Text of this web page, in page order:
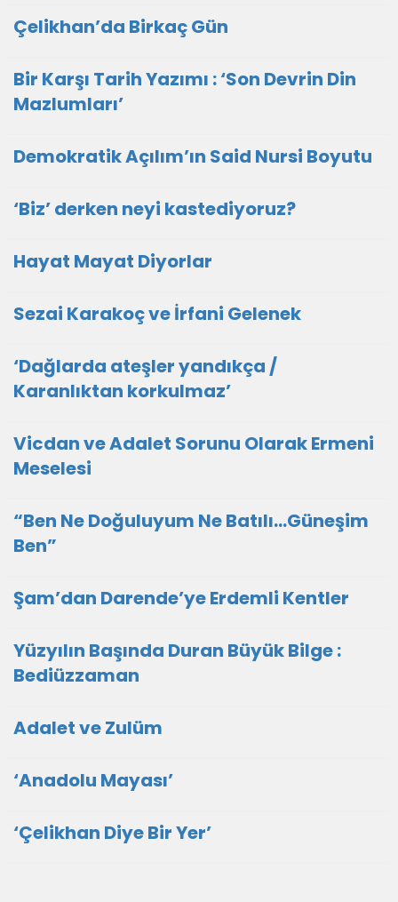
Çelikhan’da Birkaç Gün
Bir Karşı Tarih Yazımı : ‘Son Devrin Din
Mazlumları’
Demokratik Açılım’ın Said Nursi Boyutu
‘Biz’ derken neyi kastediyoruz?
Hayat Mayat Diyorlar
Sezai Karakoç ve İrfani Gelenek
‘Dağlarda ateşler yandıkça /
Karanlıktan korkulmaz’
Vicdan ve Adalet Sorunu Olarak Ermeni
Meselesi
“Ben Ne Doğuluyum Ne Batılı…Güneşim
Ben”
Şam’dan Darende’ye Erdemli Kentler
Yüzyılın Başında Duran Büyük Bilge :
Bediüzzaman
Adalet ve Zulüm
‘Anadolu Mayası’
‘Çelikhan Diye Bir Yer’